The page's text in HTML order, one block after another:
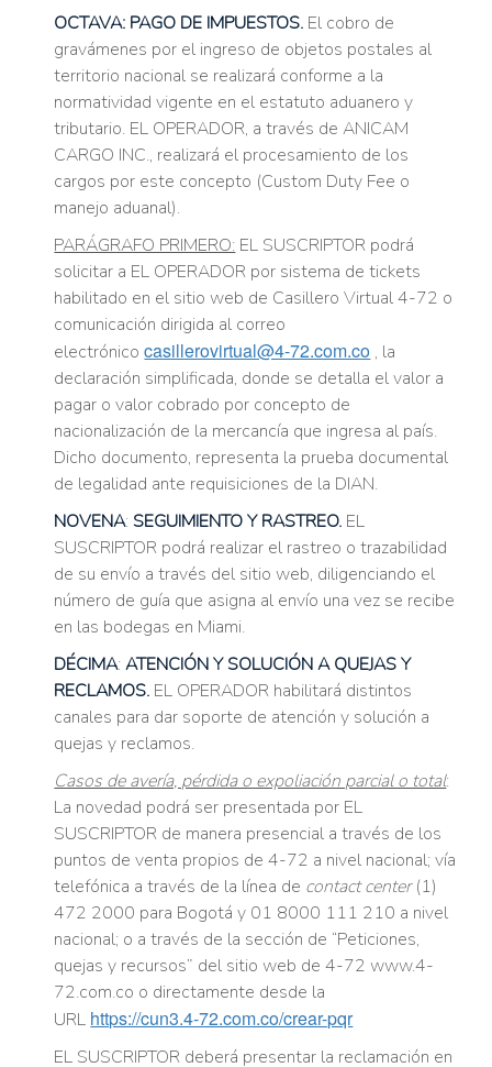
OCTAVA: PAGO DE IMPUESTOS. El cobro de
gravámenes por el ingreso de objetos postales al
territorio nacional se realizará conforme a la
normatividad vigente en el estatuto aduanero y
tributario. EL OPERADOR, a través de ANICAM
CARGO INC., realizará el procesamiento de los
cargos por este concepto (Custom Duty Fee o
manejo aduanal).
PARÁGRAFO PRIMERO: EL SUSCRIPTOR podrá
solicitar a EL OPERADOR por sistema de tickets
habilitado en el sitio web de Casillero Virtual 4-72 o
comunicación dirigida al correo
electrónicocasillerovirtual@4-72.com.co , la
declaración simplificada, donde se detalla el valor a
pagar o valor cobrado por concepto de
nacionalización de la mercancía que ingresa al país.
Dicho documento, representa la prueba documental
de legalidad ante requisiciones de la DIAN.
NOVENA: SEGUIMIENTO Y RASTREO. EL
SUSCRIPTOR podrá realizar el rastreo o trazabilidad
de su envío a través del sitio web, diligenciando el
número de guía que asigna al envío una vez se recibe
en las bodegas en Miami.
DÉCIMA:ATENCIÓN Y SOLUCIÓN A QUEJAS Y
RECLAMOS. EL OPERADOR habilitará distintos
canales para dar soporte de atención y solución a
quejas y reclamos.
Casos de avería, pérdida o expoliación parcial o total:
La novedad podrá ser presentada por EL
SUSCRIPTOR de manera presencial a través de los
puntos de venta propios de 4-72 a nivel nacional; vía
telefónica a través de la línea de contact center(1)
472 2000 para Bogotá y 01 8000 111 210 a nivel
nacional; o a través de la sección de “Peticiones,
quejas y recursos” del sitio web de 4-72 www.4-
72.com.co o directamente desde la
URL https://cun3.4-72.com.co/crear-pqr
EL SUSCRIPTOR deberá presentar la reclamación en